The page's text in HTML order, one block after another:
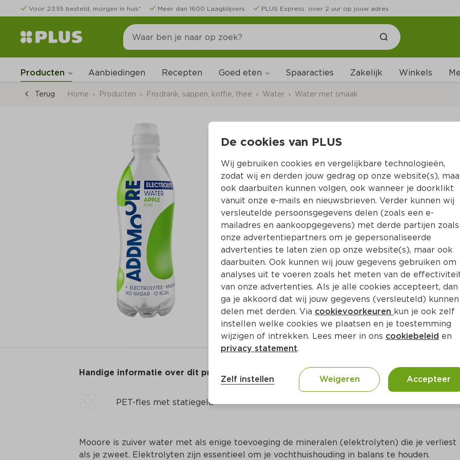
Voor 23:55 besteld, morgen in huis* Meer dan 1600 Laagblijvers PLUS Express: over 2 uur op jouw adres
Producten Aanbiedingen Recepten Goed eten Spaaracties Zakelijk Winkels
Terug Home Producten Frisdrank, sappen, koffie, thee Water Water met smaak
AddMoore
Per Fles 500 ml  (per liter €1.98)
0.99
Toevoegen
Handige informatie over dit product
PET-fles met statiegeld
Mooore is zuiver water met als enige toevoeging de mineralen (elektrolyten) die je verliest
als je zweet. Elektrolyten zijn essentieel om je vochthuishouding in balans te houden.
De cookies van PLUS
Wij gebruiken cookies en vergelijkbare technologieën,
zodat wij en derden jouw gedrag op onze website(s),
ook daarbuiten kunnen volgen, ook wanneer je doorklikt
vanuit onze e-mails en nieuwsbrieven. Verder kunnen wij
versleutelde persoonsgegevens delen (zoals een e-
mailadres en aankoopgegevens) met derde partijen zoals
onze advertentiepartners om je gepersonaliseerde
advertenties te laten zien op onze website(s), maar ook
daarbuiten. Ook kunnen wij jouw gegevens gebruiken om
analyses uit te voeren zoals het meten van de
van onze advertenties. Als je alle cookies accepteert, dan
ga je akkoord dat wij jouw gegevens (versleuteld) kunnen
delen met derden. Via cookievoorkeuren kun je ook zelf
instellen welke cookies we plaatsen en je toestemming
wijzigen of intrekken. Lees meer in ons cookiebeleid en
privacy statement.
Zelf instellen Weigeren Accepteer